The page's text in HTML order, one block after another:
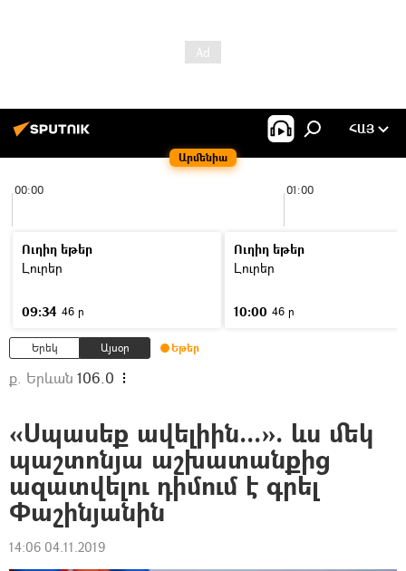
Արմենիա
ՀԱՅ
00:00 01:00
Ուղիղ եթեր
Լուրեր
09:34 46 ր
Ուղիղ եթեր
Լուրեր
10:00 46 ր
Երեկ Այսօր Եթեր
ք. Երևան 106.0
«Սպասեք ավելիին...». ևս մեկ
պաշտոնյա աշխատանքից
ազատվելու դիմում է գրել
Փաշինյանին
14:06 04.11.2019